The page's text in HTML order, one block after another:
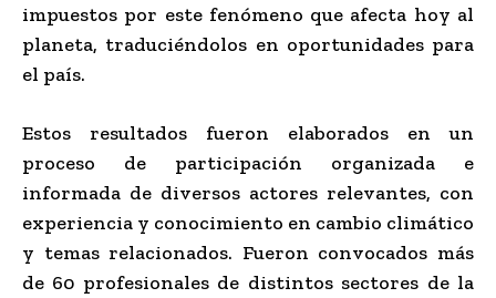
impuestos por este fenómeno que afecta hoy al
planeta, traduciéndolos en oportunidades para
el país.
Estos resultados fueron elaborados en un
proceso de participación organizada e
informada de diversos actores relevantes, con
experiencia y conocimiento en cambio climático
y temas relacionados. Fueron convocados más
de 60 profesionales de distintos sectores de la